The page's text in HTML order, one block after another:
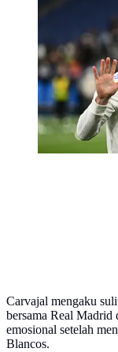
Bek kanan
Carvajal yang
bersama Real
bareng Los
trofi Liga
akademi Real
Leverkusen
bermain dalam
(AFP/Anne-
Carvajal mengaku
bersama Real Madrid
emosional setelah
Blancos.